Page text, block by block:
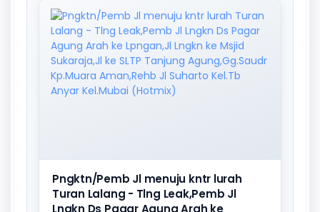
Pngktn/Pemb Jl menuju kntr lurah
Turan Lalang - Tlng Leak,Pemb Jl
Lngkn Ds Pagar Agung Arah ke